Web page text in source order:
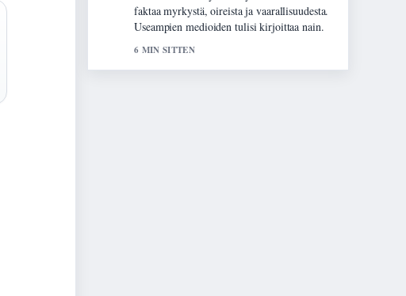
faktaa myrkystä, oireista ja vaarallisuudesta.
Useampien medioiden tulisi kirjoittaa nain.
6 MIN SITTEN